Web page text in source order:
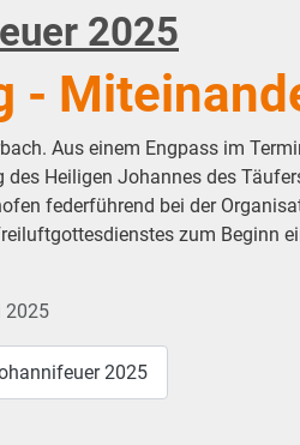
2025
-
Aus einem Engpass im
des Heiligen Johannes des
federführend bei der
zum Beginn
2025
2025